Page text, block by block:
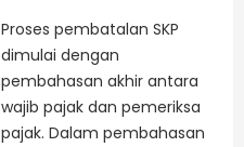
Proses pembatalan SKP
dimulai dengan
pembahasan akhir antara
wajib pajak dan pemeriksa
pajak. Dalam pembahasan